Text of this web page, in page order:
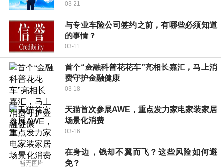
03-21
与专业车险公司签约之前，有哪些必须知道
的事情？
03-11
首个“金融科普花花车”亮相长嘉汇，马上消
费守护金融健康
03-18
天猫首次参展AWE，重点发力家电家装家居
场景化消费
03-16
在身边，钱却不翼而飞？这些风险如何避
免？